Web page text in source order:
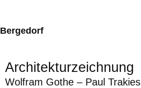
Bergedorf
Architekturzeichnung
Wolfram Gothe – Paul Trakies